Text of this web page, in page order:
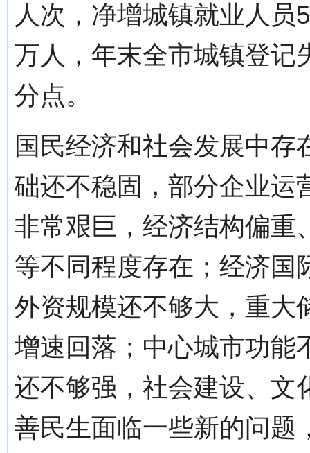
人次，净增城镇就业人
万人，年末全市城镇登记
分点。
国民经济和社会发展中
础还不稳固，部分企业运
非常艰巨，经济结构偏重
等不同程度存在；经济国
外资规模还不够大，重大
增速回落；中心城市功能
还不够强，社会建设、文
善民生面临一些新的问题